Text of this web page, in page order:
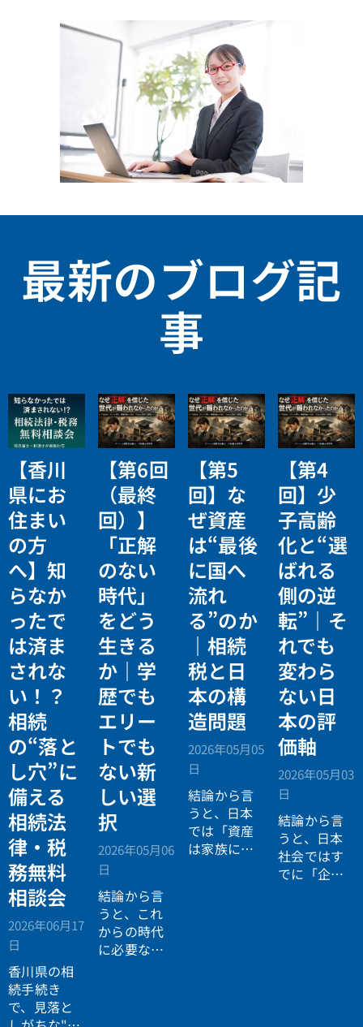
最新のブログ記
事
【香川
県にお
住まい
の方
へ】知
らなか
ったで
は済ま
されな
い！？
相続
の“落と
し穴”に
備える
相続法
律・税
務無料
相談会
2026年06月17
日
香川県の相
続手続き
で、見落と
【第6回
（最終
回）】
「正解
のない
時代」
をどう
生きる
か｜学
歴でも
エリー
トでも
ない新
しい選
択
2026年05月06
日
結論から言
うと、これ
からの時代
に必要なの
【第5
回】な
ぜ資産
は“最後
に国へ
流れ
る”のか
｜相続
税と日
本の構
造問題
2026年05月05
日
結論から言
うと、日本
では「資産
は家族に引
【第4
回】少
子高齢
化と“選
ばれる
側の逆
転”｜そ
れでも
変わら
ない日
本の評
価軸
2026年05月03
日
結論から言
うと、日本
社会ではす
でに「企業